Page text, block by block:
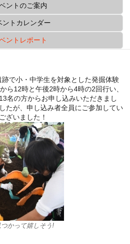
ントのご案内
ントカレンダー
ントレポート
で小・中学生を対象とした発掘体験
ら12時と午後2時から4時の2回行い、
名の方からお申し込みいただきまし
たが、申し込み者全員にご参加してい
ざいました！
かって嬉しそう!